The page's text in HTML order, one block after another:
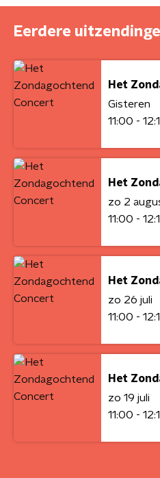
Eerdere
Het
Gisteren
11:00 -
Het
zo 2
11:00 -
Het
zo 26 juli
11:00 -
Het
zo 19 juli
11:00 -